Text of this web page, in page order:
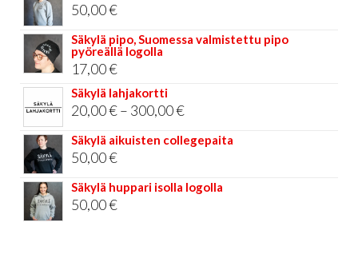
50,00€
Säkylä pipo, Suomessa valmistettu pipo
pyöreällä logolla
17,00€
Säkylä lahjakortti
20,00€– 300,00€Hintaluokka:
20,00 €
Säkylä aikuisten collegepaita
50,00€
Säkylä huppari isolla logolla
50,00€